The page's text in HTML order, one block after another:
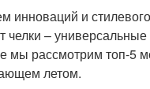
инноваций и
–
мы рассмотрим топ-5
летом.